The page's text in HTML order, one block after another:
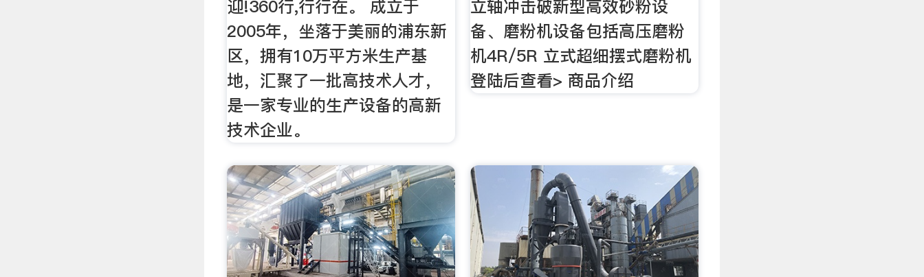
迎!360行,行行在。 成立于
2005年，坐落于美丽的浦东新
区，拥有10万平方米生产基
地，汇聚了一批高技术人才，
是一家专业的生产设备的高新
技术企业。
立轴冲击破新型高效砂粉设
备、磨粉机设备包括高压磨粉
机4R/5R 立式超细摆式磨粉机
登陆后查看> 商品介绍